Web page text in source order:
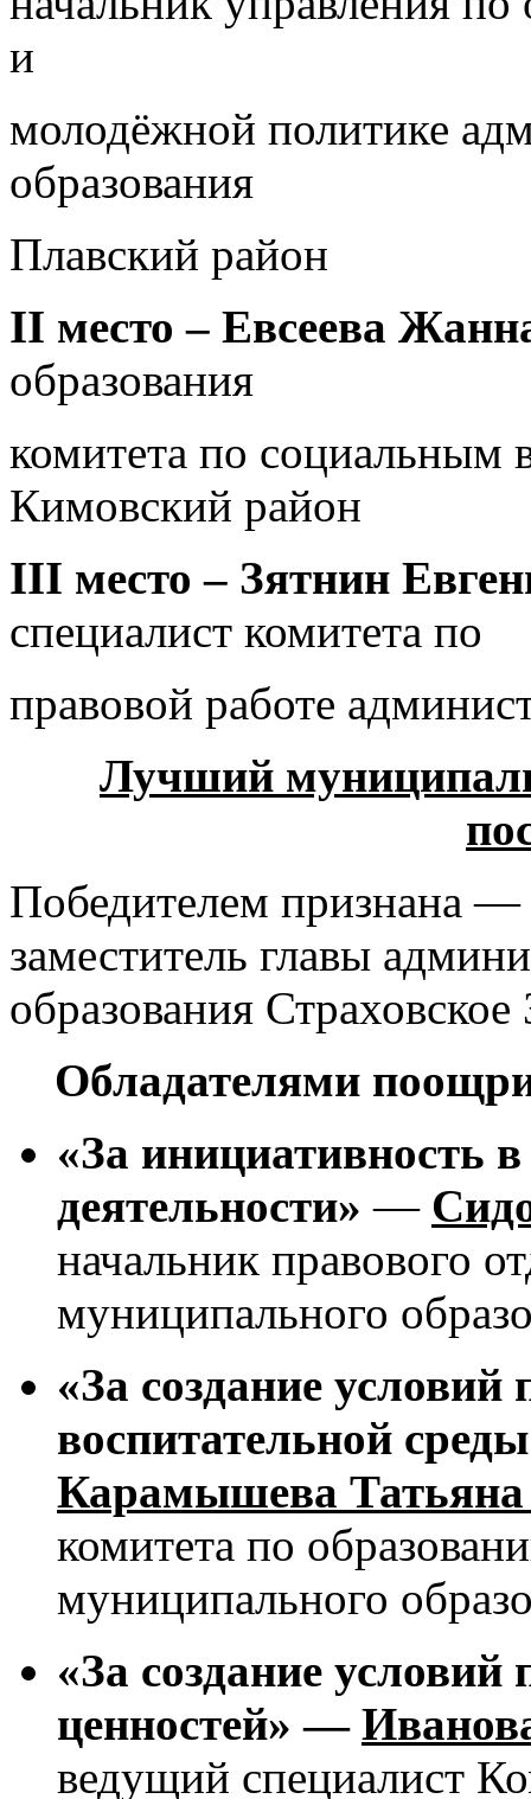
и
молодёжной политике
образования
Плавский район
II место – Евсеева
образования
комитета по социальным
Кимовский район
III место – Зятнин
специалист комитета по
правовой работе
Лучший
Победителем признана —
заместитель главы
образования Страховское
Обладателями
«За инициативность
деятельности» —
начальник правового
муниципального
«За создание
воспитательной
Карамышева Татьяна
комитета по
муниципального
«За создание
ценностей» —
ведущий специалист